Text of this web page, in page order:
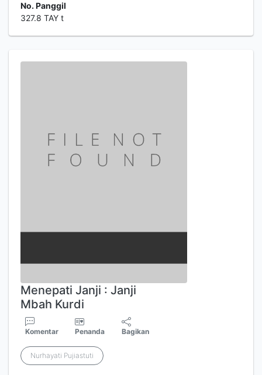
No. Panggil
327.8 TAY t
Menepati Janji : Janji
Mbah Kurdi
Komentar Penanda Bagikan
Nurhayati Pujiastuti